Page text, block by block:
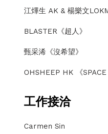
江熚生 AK & 楊樂文
BLASTER《超人》
甄采浠《沒希望》
OHSHEEP HK 《SPACE
工作接洽
Carmen Sin